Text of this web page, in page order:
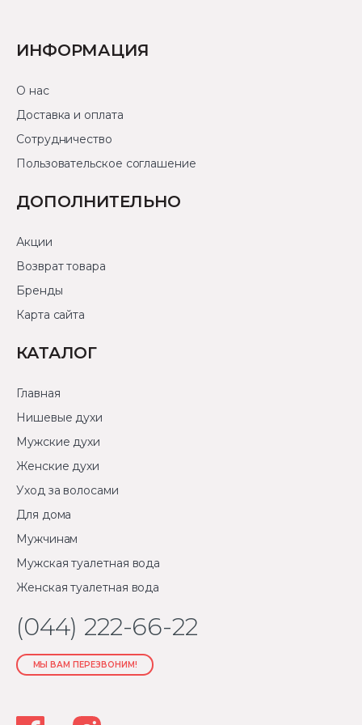
ИНФОРМАЦИЯ
О нас
Доставка и оплата
Сотрудничество
Пользовательское соглашение
ДОПОЛНИТЕЛЬНО
Акции
Возврат товара
Бренды
Карта сайта
КАТАЛОГ
Главная
Нишевые духи
Мужские духи
Женские духи
Уход за волосами
Для дома
Мужчинам
Мужская туалетная вода
Женская туалетная вода
(044) 222-66-22
МЫ ВАМ ПЕРЕЗВОНИМ!